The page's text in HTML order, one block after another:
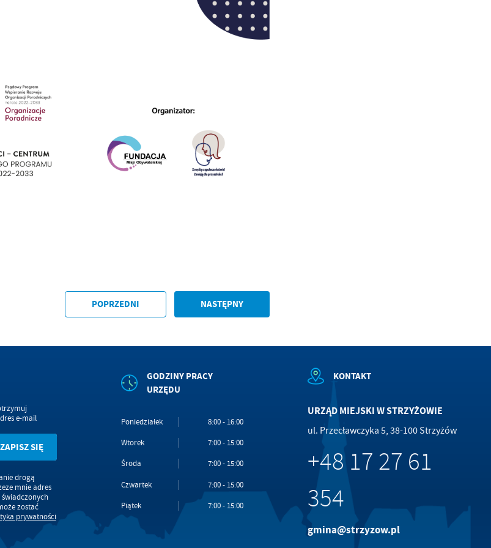
POPRZEDNI NASTĘPNY
e-mail
drogą
mnie adres
zostać
prywatności
GODZINY PRACY
URZĘDU
Poniedziałek 8:00 - 16:00
Wtorek 7:00 - 15:00
Środa 7:00 - 15:00
Czwartek 7:00 - 15:00
Piątek 7:00 - 15:00
KONTAKT
URZĄD MIEJSKI W STRZYŻOWIE
ul. Przecławczyka 5, 38-100 Strzyżów
+48 17 27 61
354
gmina@strzyzow.pl